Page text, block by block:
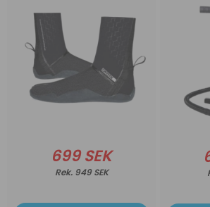
699 SEK
949 SEK